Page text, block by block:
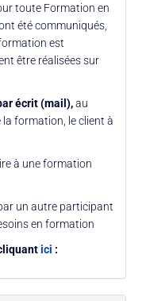
toute Formation en
été communiqués,
est
être réalisées sur
écrit (mail),au
formation, le client à
à une formation
un autre participant
en formation
ici :